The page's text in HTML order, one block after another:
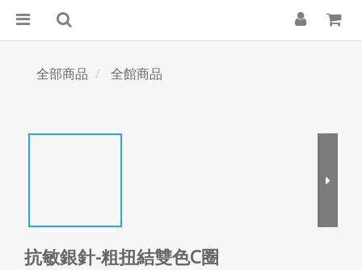
全部商品 全館商品
抗敏銀針-粗扭結雙色C圈